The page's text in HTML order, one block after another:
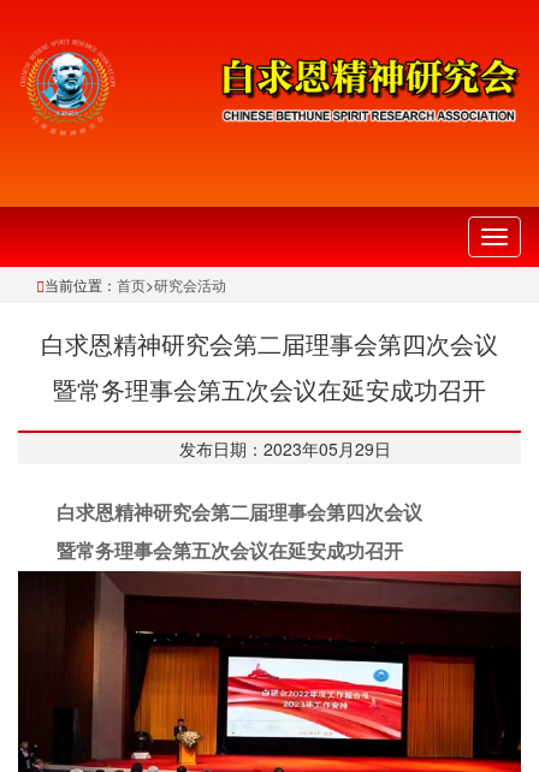
切
换
当前位置： 首页>研究会活动
白求恩精神研究会第二届理事会第四次会议
暨常务理事会第五次会议在延安成功召开
发布日期：2023年05月29日
白求恩精神研究会第二届理事会第四次会议
暨常务理事会第五次会议在延安成功召开